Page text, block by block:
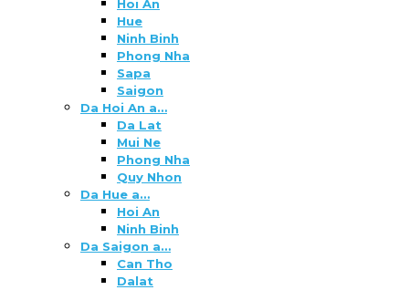
Hoi An
Hue
Ninh Binh
Phong Nha
Sapa
Saigon
Da Hoi An a…
Da Lat
Mui Ne
Phong Nha
Quy Nhon
Da Hue a…
Hoi An
Ninh Binh
Da Saigon a…
Can Tho
Dalat